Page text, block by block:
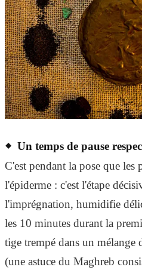
Un temps de pause
C'est pendant la pose que les
l'épiderme : c'est l'étape
l'imprégnation, humidifie
les 10 minutes durant la
tige trempé dans un mélange
(une astuce du Maghreb